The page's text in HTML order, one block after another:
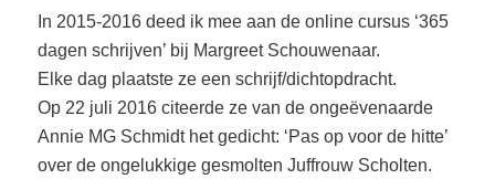
In 2015-2016 deed ik mee aan de online cursus ‘365
dagen schrijven’ bij Margreet Schouwenaar.
Elke dag plaatste ze een schrijf/dichtopdracht.
Op 22 juli 2016 citeerde ze van de ongeëvenaarde
Annie MG Schmidt het gedicht: ‘Pas op voor de hitte’
over de ongelukkige gesmolten Juffrouw Scholten.